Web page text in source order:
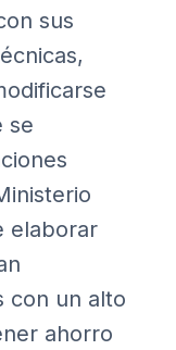
sus
se
elaborar
con un alto
ahorro